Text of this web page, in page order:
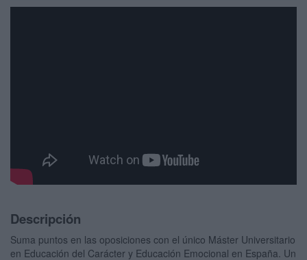
Descripción
Suma puntos en las oposiciones con el único Máster Universitario
en Educación del Carácter y Educación Emocional en España. Un